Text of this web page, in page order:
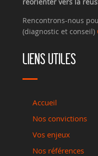
Rencontrons-nous
(diagnostic et conseil)
LIENS UTILES
Accueil
Nos convictions
Vos enjeux
Nos références